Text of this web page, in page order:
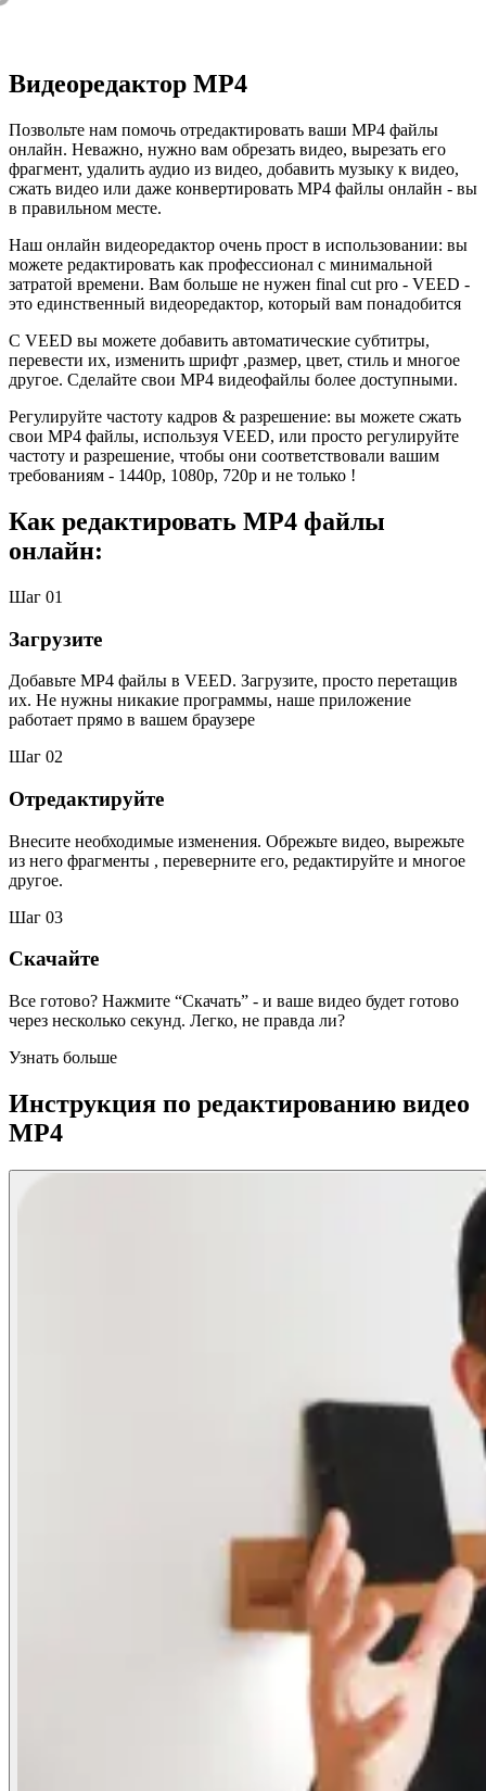
Видеоредактор MP4
Позвольте нам помочь отредактировать ваши MP4 файлы
онлайн. Неважно, нужно вам обрезать видео, вырезать его
фрагмент, удалить аудио из видео, добавить музыку к видео,
сжать видео или даже конвертировать MP4 файлы онлайн - вы
в правильном месте.
Наш онлайн видеоредактор очень прост в использовании: вы
можете редактировать как профессионал с минимальной
затратой времени. Вам больше не нужен final cut pro - VEED -
это единственный видеоредактор, который вам понадобится
С VEED вы можете добавить автоматические субтитры,
перевести их, изменить шрифт ,размер, цвет, стиль и многое
другое. Сделайте свои MP4 видеофайлы более доступными.
Регулируйте частоту кадров & разрешение: вы можете сжать
свои MP4 файлы, используя VEED, или просто регулируйте
частоту и разрешение, чтобы они соответствовали вашим
требованиям - 1440p, 1080p, 720p и не только !
Как редактировать MP4 файлы
онлайн:
Шаг 01
Загрузите
Добавьте MP4 файлы в VEED. Загрузите, просто перетащив
их. Не нужны никакие программы, наше приложение
работает прямо в вашем браузере
Шаг 02
Отредактируйте
Внесите необходимые изменения. Обрежьте видео, вырежьте
из него фрагменты , переверните его, редактируйте и многое
другое.
Шаг 03
Скачайте
Все готово? Нажмите “Скачать” - и ваше видео будет готово
через несколько секунд. Легко, не правда ли?
Узнать больше
Инструкция по редактированию видео
MP4